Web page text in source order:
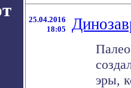
25.04.2016
18:05
эры,